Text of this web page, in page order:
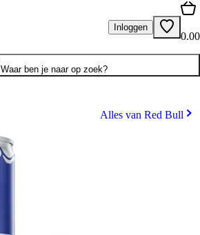
Inloggen
0.00
Waar ben je naar op zoek?
Alles van Red Bull